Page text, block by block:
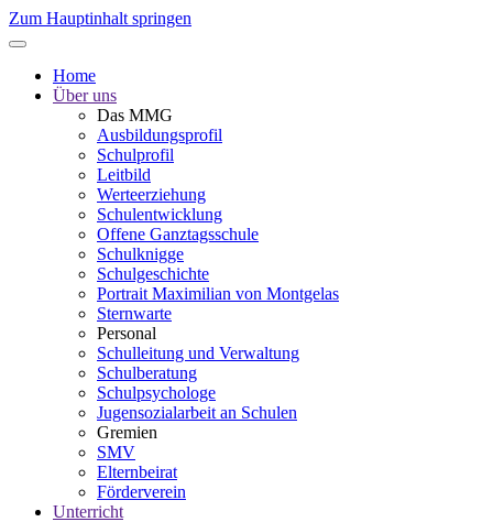
Zum Hauptinhalt springen
Home
Über uns
Das MMG
Ausbildungsprofil
Schulprofil
Leitbild
Werteerziehung
Schulentwicklung
Offene Ganztagsschule
Schulknigge
Schulgeschichte
Portrait Maximilian von Montgelas
Sternwarte
Personal
Schulleitung und Verwaltung
Schulberatung
Schulpsychologe
Jugensozialarbeit an Schulen
Gremien
SMV
Elternbeirat
Förderverein
Unterricht